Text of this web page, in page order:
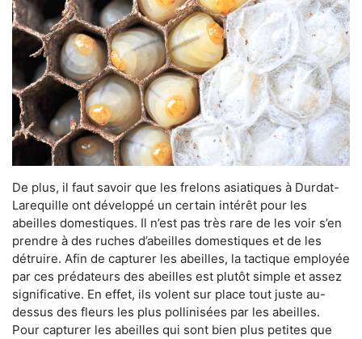
De plus, il faut savoir que les frelons asiatiques à Durdat-
Larequille ont développé un certain intérêt pour les
abeilles domestiques. Il n’est pas très rare de les voir s’en
prendre à des ruches d’abeilles domestiques et de les
détruire. Afin de capturer les abeilles, la tactique employée
par ces prédateurs des abeilles est plutôt simple et assez
significative. En effet, ils volent sur place tout juste au-
dessus des fleurs les plus pollinisées par les abeilles.
Pour capturer les abeilles qui sont bien plus petites que